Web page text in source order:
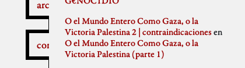
archivos
comentariosCritica a la crítica
abril 2022
marzo 2022
mayo 2021
abril 2021
elenapedrosa
Germano Paris
Gus-Man
Iren Txus
O el Mundo Entero Como Gaza, o la
Victoria Palestina 2 | contraindicacionesen
O el Mundo Entero Como Gaza, o la
Victoria Palestina (parte 1)